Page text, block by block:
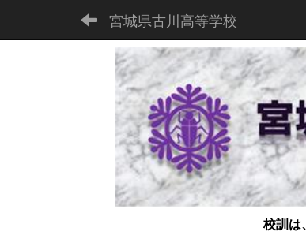
宮城県古川高等学校
校訓は、